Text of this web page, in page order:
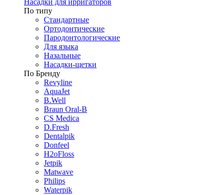
Насадки для ирригаторов
По типу
Стандартные
Ортодонтические
Пародонтологические
Для языка
Назальные
Насадки-щетки
По Бренду
Revyline
AquaJet
B.Well
Braun Oral-B
CS Medica
D.Fresh
Dentalpik
Donfeel
H2oFloss
Jetpik
Matwave
Philips
Waterpik